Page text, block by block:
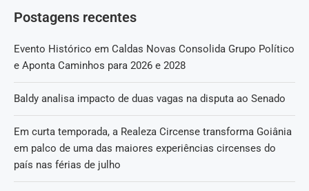
Postagens recentes
Evento Histórico em Caldas Novas Consolida Grupo Político
e Aponta Caminhos para 2026 e 2028
Baldy analisa impacto de duas vagas na disputa ao Senado
Em curta temporada, a Realeza Circense transforma Goiânia
em palco de uma das maiores experiências circenses do
país nas férias de julho